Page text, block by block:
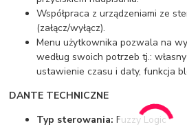
Współpraca z urządzeniami ze
(załącz/wyłącz).
Menu użytkownika pozwala na
według swoich potrzeb tj.:
ustawienie czasu i daty, funkcja
DANTE TECHNICZNE
Typ sterowania: Fuzzy Logic